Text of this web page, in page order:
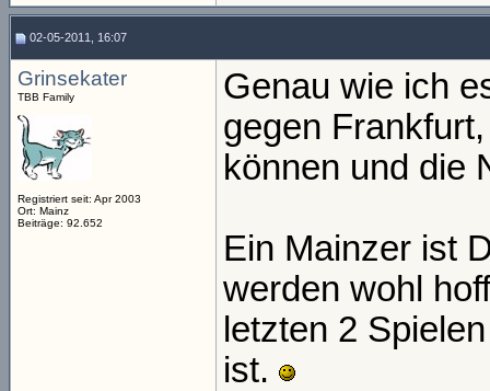
02-05-2011, 16:07
Grinsekater
TBB Family
Registriert seit: Apr 2003
Ort: Mainz
Beiträge: 92.652
Genau wie ich
gegen
können und die
Ein Mainzer ist
werden wohl
letzten 2
ist.